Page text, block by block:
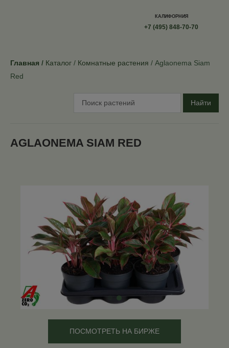
КАЛИФОРНИЯ
+7 (495) 848-70-70
Главная Каталог Комнатные растения
Aglaonema Siam
Red
Найти
AGLAONEMA SIAM RED
ПОСМОТРЕТЬ НА БИРЖЕ